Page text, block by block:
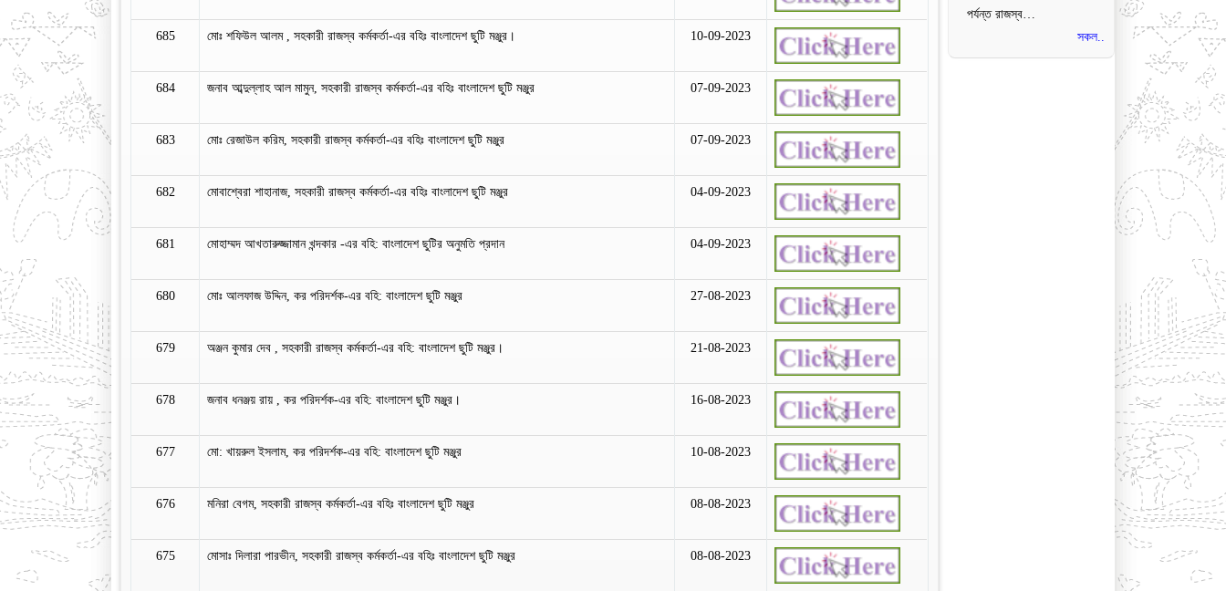
685 মোঃ শফিউল আলম , সহকারী রাজস্ব কর্মকর্তা-এর বহিঃ বাংলাদেশ ছুটি মঞ্জুর। 10-09-2023
684 জনাব আব্দুল্লাহ আল মামুন, সহকারী রাজস্ব কর্মকর্তা-এর বহিঃ বাংলাদেশ ছুটি মঞ্জুর 07-09-2023
683 মোঃ রেজাউল করিম, সহকারী রাজস্ব কর্মকর্তা-এর বহিঃ বাংলাদেশ ছুটি মঞ্জুর 07-09-2023
682 মোবাশ্বেরা শাহানাজ, সহকারী রাজস্ব কর্মকর্তা-এর বহিঃ বাংলাদেশ ছুটি মঞ্জুর 04-09-2023
681 মোহাম্মদ আখতারুজ্জামান খন্দকার -এর বহি: বাংলাদেশ ছুটির অনুমতি প্রদান 04-09-2023
680 মোঃ আলফাজ উদ্দিন, কর পরিদর্শক-এর বহি: বাংলাদেশ ছুটি মঞ্জুর 27-08-2023
679 অঞ্জন কুমার দেব , সহকারী রাজস্ব কর্মকর্তা-এর বহি: বাংলাদেশ ছুটি মঞ্জুর। 21-08-2023
678 জনাব ধনঞ্জয় রায় , কর পরিদর্শক-এর বহি: বাংলাদেশ ছুটি মঞ্জুর। 16-08-2023
677 মো: খায়রুল ইসলাম, কর পরিদর্শক-এর বহি: বাংলাদেশ ছুটি মঞ্জুর 10-08-2023
676 মনিরা বেগম, সহকারী রাজস্ব কর্মকর্তা-এর বহিঃ বাংলাদেশ ছুটি মঞ্জুর 08-08-2023
675 মোসাঃ দিলারা পারভীন, সহকারী রাজস্ব কর্মকর্তা-এর বহিঃ বাংলাদেশ ছুটি মঞ্জুর 08-08-2023
পর্যন্ত রাজস্ব…
সকল..